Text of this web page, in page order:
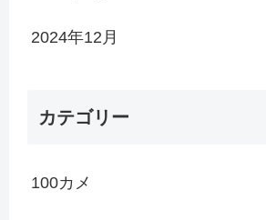
2024年12月
カテゴリー
100カメ